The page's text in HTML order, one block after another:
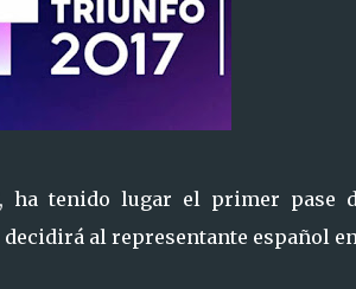
ha tenido lugar el primer pase
al representante español